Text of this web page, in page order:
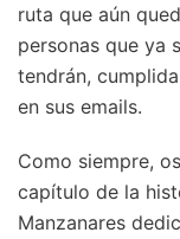
ruta que aún
personas que ya
tendrán,
en sus emails.
Como siempre,
capítulo de la
Manzanares